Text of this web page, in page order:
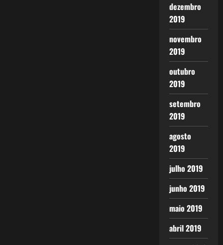
dezembro
2019
novembro
2019
outubro
2019
setembro
2019
agosto
2019
julho 2019
junho 2019
maio 2019
abril 2019